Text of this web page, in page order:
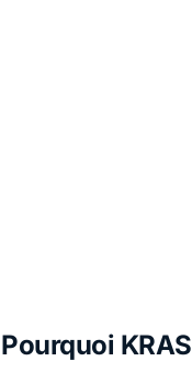
Pourquoi